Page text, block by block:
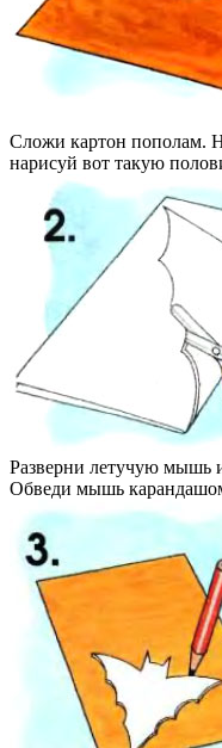
Сложи картон пополам.
нарисуй вот такую
Разверни летучую мышь
Обведи мышь